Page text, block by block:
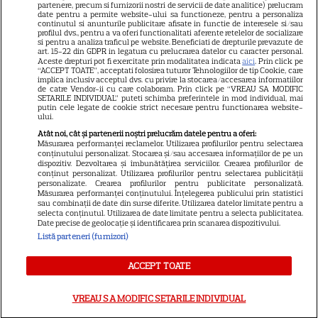
Elle
Unica
Retete practice
URMĂREȘTE-NE PE
Copyright2026 Ringier Romania – Toate Drepturile rezervate
Jocurile de noroc sunt interzise minorilor.
partenere, precum si furnizorii nostri de servicii de date analitice) prelucram
date pentru a permite website-ului sa functioneze, pentru a personaliza
continutul si anunturile publicitare afisate in functie de interesele si/sau
profilul dvs., pentru a va oferi functionalitati aferente retelelor de socializare
si pentru a analiza traficul pe website. Beneficiati de drepturile prevazute de
art. 15-22 din GDPR in legatura cu prelucrarea datelor cu caracter personal.
Aceste drepturi pot fi exercitate prin modalitatea indicataaici. Prin click pe
“ACCEPT TOATE”, acceptati folosirea tuturor Tehnologiilor de tip Cookie, care
implica inclusiv acceptul dvs. cu privire la stocarea/accesarea informatiilor
de catre Vendor-ii cu care colaboram. Prin click pe “VREAU SA MODIFIC
SETARILE INDIVIDUAL” puteti schimba preferintele in mod individual, mai
putin cele legate de cookie strict necesare pentru functionarea website-
ului.
Atât noi, cât și partenerii noștri prelucrăm datele pentru a oferi:
Măsurarea performanței reclamelor. Utilizarea profilurilor pentru selectarea
conținutului personalizat. Stocarea și/sau accesarea informațiilor de pe un
dispozitiv. Dezvoltarea și îmbunătățirea serviciilor. Crearea profilurilor de
conținut personalizat. Utilizarea profilurilor pentru selectarea publicității
personalizate. Crearea profilurilor pentru publicitate personalizată.
Măsurarea performanței conținutului. Înțelegerea publicului prin statistici
sau combinații de date din surse diferite. Utilizarea datelor limitate pentru a
selecta conținutul. Utilizarea de date limitate pentru a selecta publicitatea.
Date precise de geolocație și identificarea prin scanarea dispozitivului.
Listă parteneri (furnizori)
ACCEPT TOATE
VREAU SA MODIFIC SETARILE INDIVIDUAL